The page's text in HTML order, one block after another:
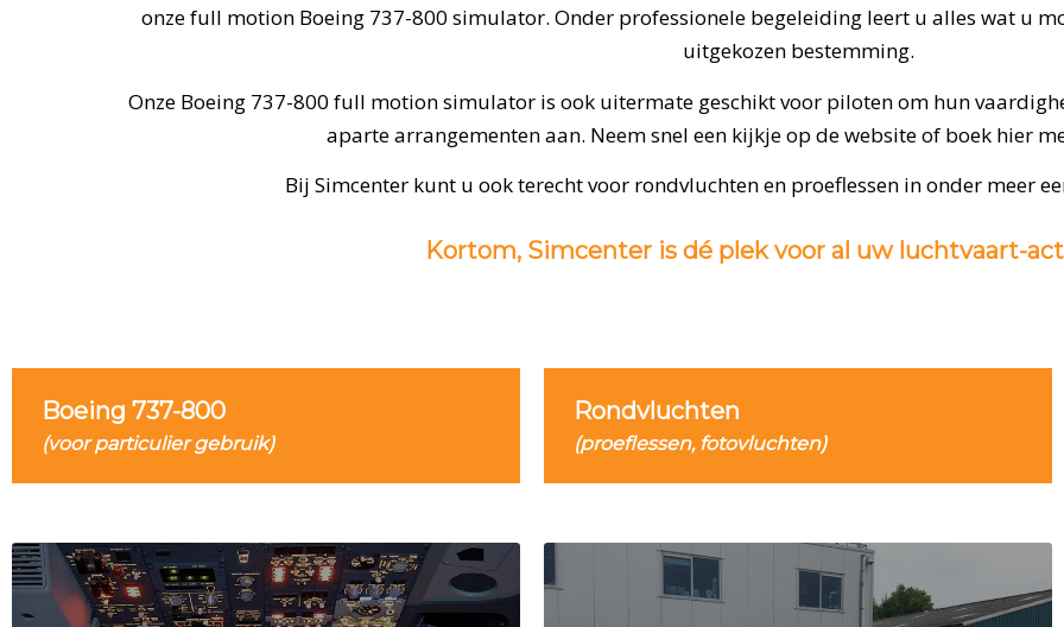
onze full motion Boeing 737-800 simulator. Onder professionele begeleiding leert u alles wat u
uitgekozen bestemming.
Onze Boeing 737-800 full motion simulator is ook uitermate geschikt voor piloten om hun
aparte arrangementen aan. Neem snel een kijkje op de website of boek hier
Bij Simcenter kunt u ook terecht voor rondvluchten en proeflessen in onder meer
Kortom, Simcenter is dé plek voor al uw luchtvaart-
Boeing 737-800
(voor particulier gebruik)
Rondvluchten
(proeflessen, fotovluchten)